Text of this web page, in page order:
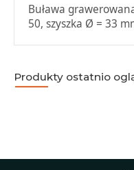
Buława
50, szyszka Ø = 33
Produkty ostatnio